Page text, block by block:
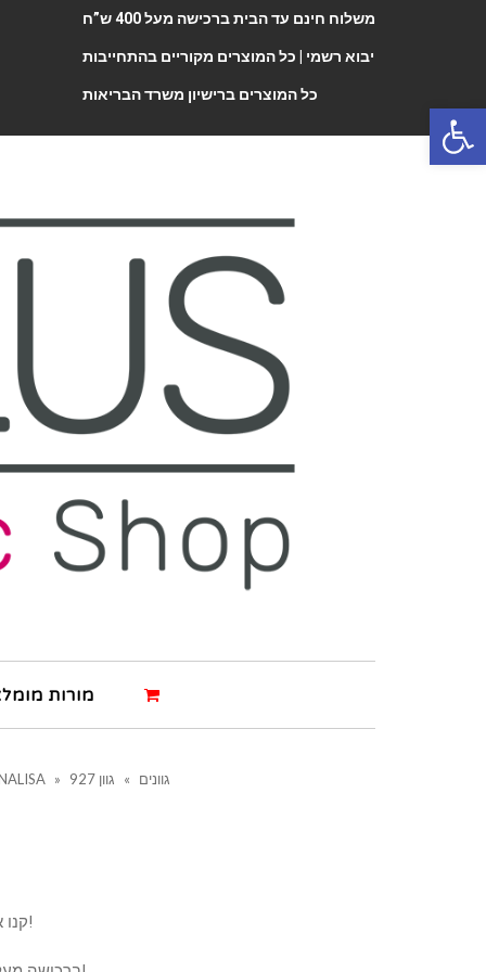
משלוח חינם עד הבית ברכישה מעל 400 ש”ח
יבוא רשמי | כל המוצרים מקוריים בהתחייבות
כל המוצרים ברישיון משרד הבריאות
מורות
» גוונים » גוון 927
קנו את המוצר ותרוויחו 2 נקודות!